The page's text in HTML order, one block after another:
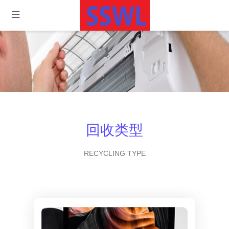
回收类型
RECYCLING TYPE